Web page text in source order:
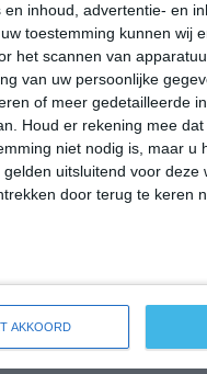
inhoud, advertentie- en
toestemming kunnen wij
het scannen van
van uw persoonlijke
of meer gedetailleerde
Houd er rekening mee
niet nodig is, maar u
uitsluitend voor deze
door terug te keren
AKKOORD
orkanen is vind je vaak niet